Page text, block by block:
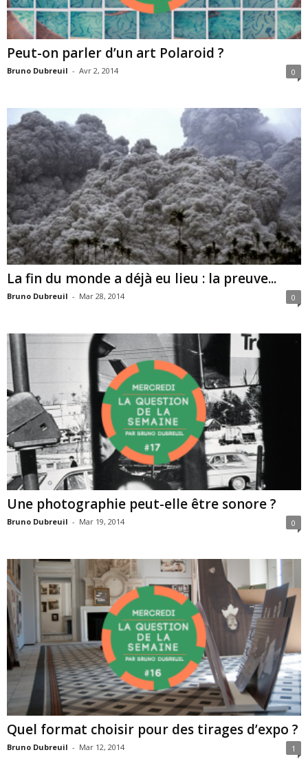
Peut-on parler d’un art Polaroid ?
Bruno Dubreuil - Avr 2, 2014 0
La fin du monde a déjà eu lieu : la preuve...
Bruno Dubreuil - Mar 28, 2014 0
Une photographie peut-elle être sonore ?
Bruno Dubreuil - Mar 19, 2014 0
Quel format choisir pour des tirages d’expo ?
Bruno Dubreuil - Mar 12, 2014 1